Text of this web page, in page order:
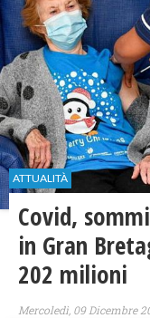
ATTUALITÀ
Covid,
in Gran
202 milioni
Mercoledì, 09 Dicembre